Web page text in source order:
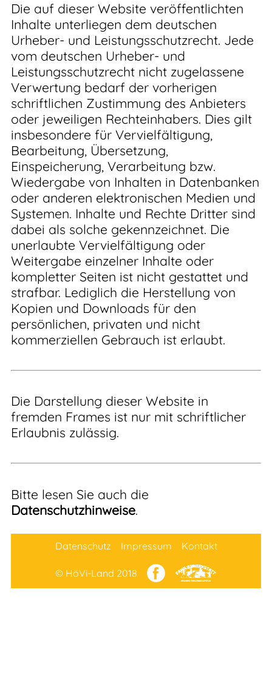
Die auf dieser Website veröffentlichten
Inhalte unterliegen dem deutschen
Urheber- und Leistungsschutzrecht. Jede
vom deutschen Urheber- und
Leistungsschutzrecht nicht zugelassene
Verwertung bedarf der vorherigen
schriftlichen Zustimmung des Anbieters
oder jeweiligen Rechteinhabers. Dies gilt
insbesondere für Vervielfältigung,
Bearbeitung, Übersetzung,
Einspeicherung, Verarbeitung bzw.
Wiedergabe von Inhalten in Datenbanken
oder anderen elektronischen Medien und
Systemen. Inhalte und Rechte Dritter sind
dabei als solche gekennzeichnet. Die
unerlaubte Vervielfältigung oder
Weitergabe einzelner Inhalte oder
kompletter Seiten ist nicht gestattet und
strafbar. Lediglich die Herstellung von
Kopien und Downloads für den
persönlichen, privaten und nicht
kommerziellen Gebrauch ist erlaubt.
Die Darstellung dieser Website in
fremden Frames ist nur mit schriftlicher
Erlaubnis zulässig.
Bitte lesen Sie auch die
Datenschutzhinweise.
Datenschutz Impressum Kontakt
© HöVi-Land 2018